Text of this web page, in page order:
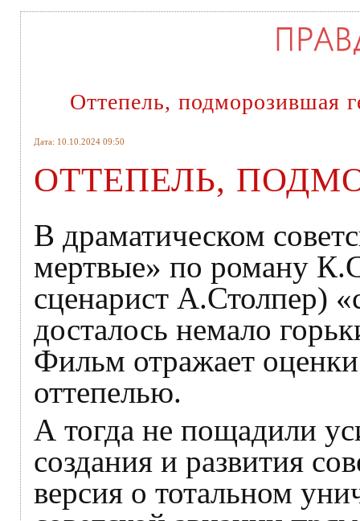
Оттепель, подморозившая
Дата: 10.10.2024 09:50
ОТТЕПЕЛЬ,
В драматическом
мертвые» по роману
сценарист А.Столпер)
досталось немало
Фильм отражает
оттепелью.
А тогда не пощадили
создания и развития
версия о тотальном